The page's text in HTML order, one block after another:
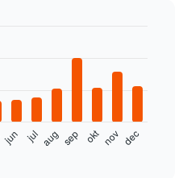
jun jul aug sep okt nov dec